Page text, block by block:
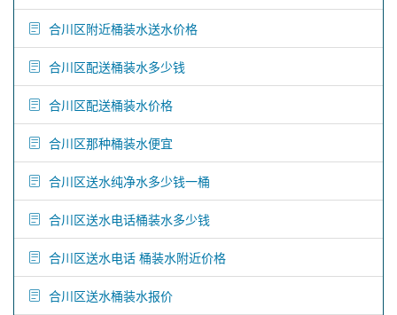
合川区附近桶装水送水价格
合川区配送桶装水多少钱
合川区配送桶装水价格
合川区那种桶装水便宜
合川区送水纯净水多少钱一桶
合川区送水电话桶装水多少钱
合川区送水电话 桶装水附近价格
合川区送水桶装水报价